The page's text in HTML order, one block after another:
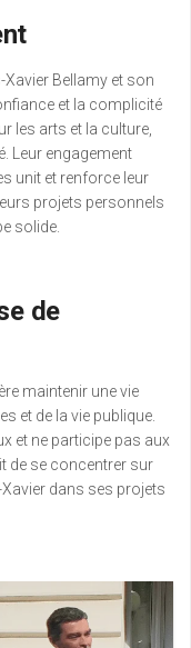
Xavier Bellamy et son
et la complicité
les arts et la culture,
Leur engagement
unit et renforce leur
projets personnels
solide.
de
maintenir une vie
et de la vie publique.
et ne participe pas aux
de se concentrer sur
dans ses projets